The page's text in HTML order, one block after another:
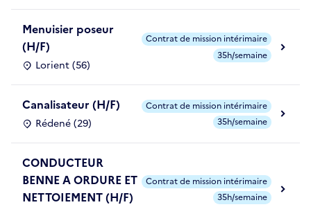
Menuisier poseur
(H/F)
Lorient (56)
Contrat de mission intérimaire
35h/semaine
Canalisateur (H/F)
Rédené (29)
Contrat de mission intérimaire
35h/semaine
CONDUCTEUR
BENNE A ORDURE ET
NETTOIEMENT (H/F)
Contrat de mission intérimaire
35h/semaine